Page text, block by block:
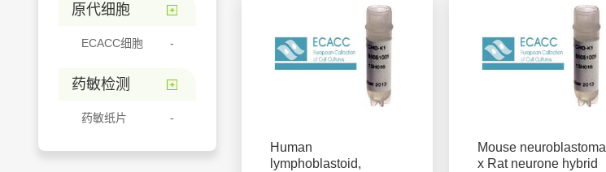
原代细胞
ECACC细胞
药敏检测
药敏纸片
Human
lymphoblastoid,
Mouse neuroblastoma
x Rat neurone hybrid